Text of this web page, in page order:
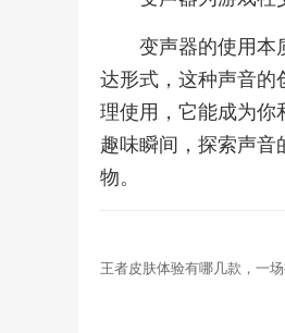
变声器的使用本
达形式，这种声音的
理使用，它能成为你
趣味瞬间，探索声音
物。
王者皮肤体验有哪几款，一